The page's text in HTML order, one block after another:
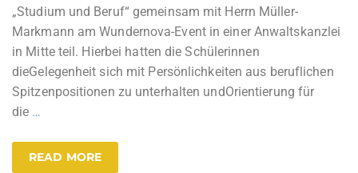
„Studium und Beruf“ gemeinsam mit Herrn Müller-
Markmann am Wundernova-Event in einer Anwaltskanzlei
in Mitte teil. Hierbei hatten die Schülerinnen
dieGelegenheit sich mit Persönlichkeiten aus beruflichen
Spitzenpositionen zu unterhalten undOrientierung für
die …
READ MORE